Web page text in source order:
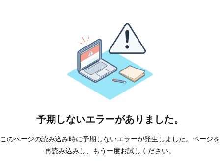
予期しないエラーがありました。
このページの読み込み時に予期しないエラーが発生しました。ページを
再読み込みし、もう一度お試しください。